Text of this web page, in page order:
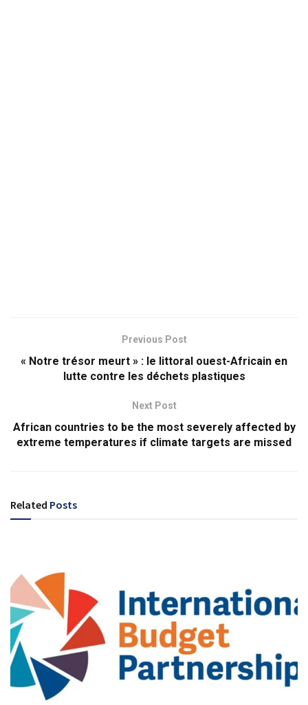
Previous Post
« Notre trésor meurt » : le littoral ouest-Africain en
lutte contre les déchets plastiques
Next Post
African countries to be the most severely affected by
extreme temperatures if climate targets are missed
Related Posts